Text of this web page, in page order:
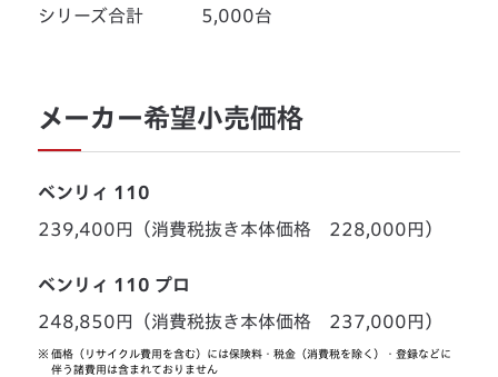
シリーズ合計 5,000台
メーカー希望小売価格
ベンリィ 110
239,400円（消費税抜き本体価格 228,000円）
ベンリィ 110 プロ
248,850円（消費税抜き本体価格 237,000円）
※ 価格（リサイクル費用を含む）には保険料・税金（消費税を除く）・登録などに
伴う諸費用は含まれておりません